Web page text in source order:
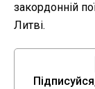
закордонній
Литві.